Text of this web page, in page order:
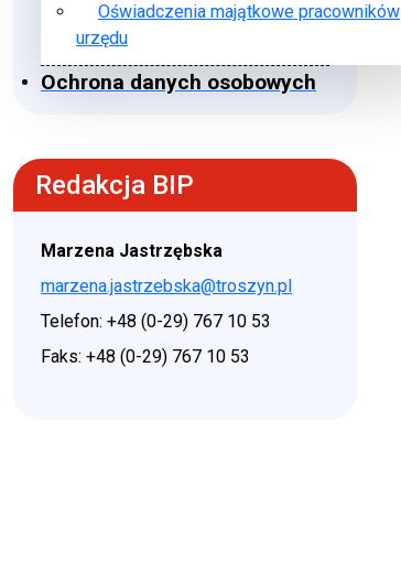
Oświadczenia majątkowe pracowników
urzędu
Ochrona danych osobowych
Redakcja BIP
Marzena Jastrzębska
marzena.jastrzebska@troszyn.pl
Telefon: +48 (0-29) 767 10 53
Faks: +48 (0-29) 767 10 53